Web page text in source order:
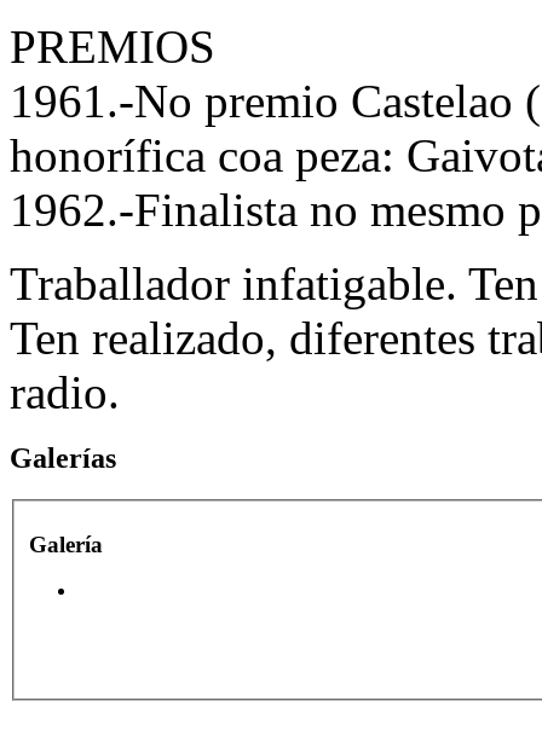
PREMIOS
1961.-No premio Castelao
honorífica coa peza:
1962.-Finalista no mesmo
Traballador infatigable.
Ten realizado, diferentes
radio.
Galerías
Galería